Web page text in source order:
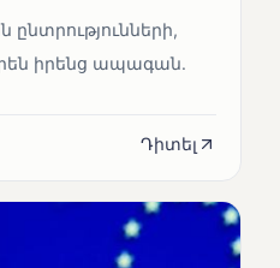
ընտրությունների,
իրենց ապագան.
Դիտել